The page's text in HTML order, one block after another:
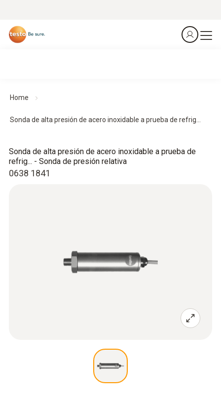
Home
Sonda de alta presión de acero inoxidable a prueba de refrig...
0638 1841
Sonda de alta presión de acero inoxidable a prueba de
refrig... - Sonda de presión relativa